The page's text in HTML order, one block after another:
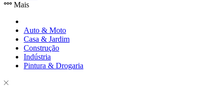
Mais
Auto & Moto
Casa & Jardim
Construção
Indústria
Pintura & Drogaria